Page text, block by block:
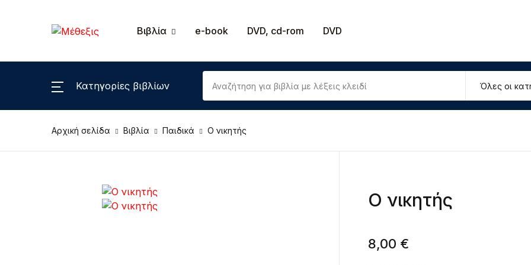
Βιβλία e-book DVD, cd-rom DVD
Κατηγορίες βιβλίων
DVD, cd-romΑρχική σελίδα Βιβλία Παιδικά Ο νικητής
Ο νικητής
8,00 €